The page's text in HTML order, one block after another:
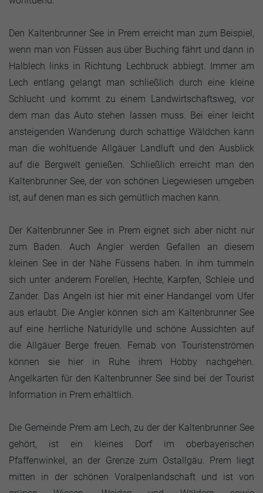
Den Kaltenbrunner See in Prem erreicht man zum Beispiel,
wenn man von Füssen aus über Buching fährt und dann in
Halblech links in Richtung Lechbruck abbiegt. Immer am
Lech entlang gelangt man schließlich durch eine kleine
Schlucht und kommt zu einem Landwirtschaftsweg, vor
dem man das Auto stehen lassen muss. Bei einer leicht
ansteigenden Wanderung durch schattige Wäldchen kann
man die wohltuende Allgäuer Landluft und den Ausblick
auf die Bergwelt genießen. Schließlich erreicht man den
Kaltenbrunner See, der von schönen Liegewiesen umgeben
ist, auf denen man es sich gemütlich machen kann.
Der Kaltenbrunner See in Prem eignet sich aber nicht nur
zum Baden. Auch Angler werden Gefallen an diesem
kleinen See in der Nähe Füssens haben. In ihm tummeln
sich unter anderem Forellen, Hechte, Karpfen, Schleie und
Zander. Das Angeln ist hier mit einer Handangel vom Ufer
aus erlaubt. Die Angler können sich am Kaltenbrunner See
auf eine herrliche Naturidylle und schöne Aussichten auf
die Allgäuer Berge freuen. Fernab von Touristenströmen
können sie hier in Ruhe ihrem Hobby nachgehen.
Angelkarten für den Kaltenbrunner See sind bei der Tourist
Information in Prem erhältlich.
Die Gemeinde Prem am Lech, zu der der Kaltenbrunner See
gehört, ist ein kleines Dorf im oberbayerischen
Pfaffenwinkel, an der Grenze zum Ostallgäu. Prem liegt
mitten in der schönen Voralpenlandschaft und ist von